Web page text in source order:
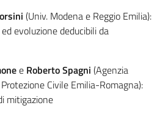
(Univ. Modena e Reggio Emilia):
evoluzione deducibili da
e Roberto Spagni (Agenzia
Civile Emilia-Romagna):
mitigazione